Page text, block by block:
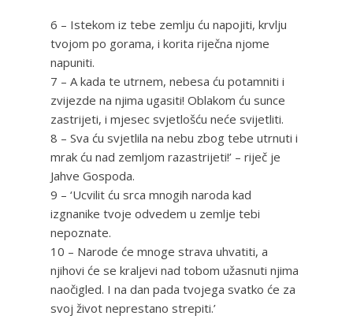
6 – Istekom iz tebe zemlju ću napojiti, krvlju
tvojom po gorama, i korita riječna njome
napuniti.
7 – A kada te utrnem, nebesa ću potamniti i
zvijezde na njima ugasiti! Oblakom ću sunce
zastrijeti, i mjesec svjetlošću neće svijetliti.
8 – Sva ću svjetlila na nebu zbog tebe utrnuti i
mrak ću nad zemljom razastrijeti!’ – riječ je
Jahve Gospoda.
9 – ‘Ucvilit ću srca mnogih naroda kad
izgnanike tvoje odvedem u zemlje tebi
nepoznate.
10 – Narode će mnoge strava uhvatiti, a
njihovi će se kraljevi nad tobom užasnuti njima
naočigled. I na dan pada tvojega svatko će za
svoj život neprestano strepiti.’